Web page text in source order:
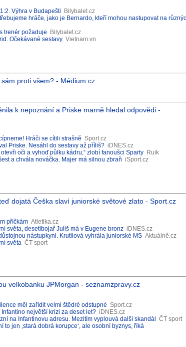
Výhra v Budapešti
Bilybalet.cz
hráče, jako je Bernardo, kteří mohou nastupovat na
trenér požaduje
Bilybalet.cz
Očekávané sestavy Vietnam.vn
proti všem? - Médium.cz
k nepoznání a Priske marně hledal odpovědi -
Hráči se cítili strašně Sport.cz
Priske. Nesáhl do sestavy až příliš? iDNES.cz
oči a vyhoď půlku kádru,“ zlobí fanoušci Sparty Ruik
a chvála nováčka. Majer má silnou zbraň iSport.cz
dojatá Češka slaví juniorské světové zlato - Sport.cz
příčkám Atletika.cz
světa, desetibojař Juliš má v Eugene bronz iDNES.cz
nástupkyni. Krutilová vyhrála juniorské MS Aktuálně.cz
světa ČT sport
velkobanku JPMorgan - seznamzpravy.cz
měl zařídit velmi štědré odstupné Sport.cz
největší krizi za deset let? iDNES.cz
na Infantinovu adresu. Mezitím vyplouvá další skandál
ČT sport
jen ‚stará dobrá korupce‘, ale osobní byznys, říká